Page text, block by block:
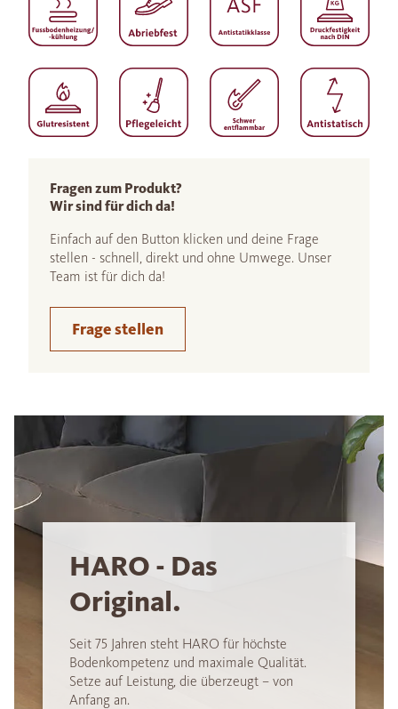
Fragen zum Produkt?
Wir sind für dich da!
Einfach auf den Button klicken und deine Frage
stellen - schnell, direkt und ohne Umwege. Unser
Team ist für dich da!
Frage stellen
HARO - Das
Original.
Seit 75 Jahren steht HARO für höchste
Bodenkompetenz und maximale Qualität.
Setze auf Leistung, die überzeugt – von
Anfang an.